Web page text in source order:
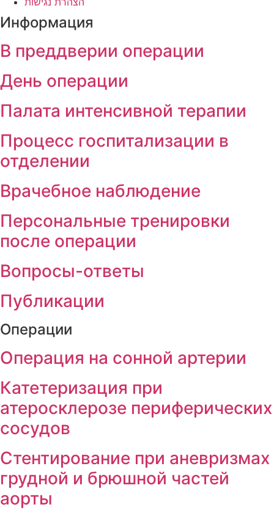
Информация
В преддверии операции
День операции
Палата интенсивной терапии
Процесс госпитализации в
отделении
Врачебное наблюдение
Персональные тренировки
после операции
Вопросы-ответы
Публикации
Операции
Операция на сонной артерии
Катетеризация при
атеросклерозе
сосудов
Cтентирование при
грудной и брюшной частей
аорты